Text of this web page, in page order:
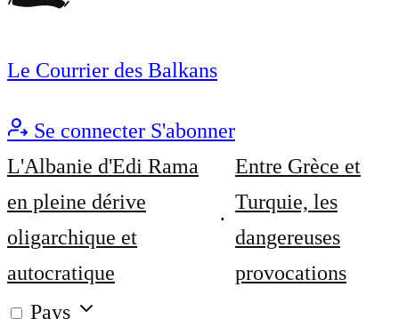
Le Courrier des Balkans
Se connecter S'abonner
L'Albanie d'Edi Rama
en pleine dérive
oligarchique et
autocratique
Entre Grèce et
Turquie, les
dangereuses
provocations
Pays